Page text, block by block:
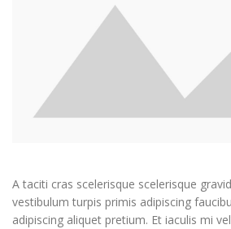
A taciti cras scelerisque scelerisque
vestibulum turpis primis adipiscing
adipiscing aliquet pretium. Et iaculis mi